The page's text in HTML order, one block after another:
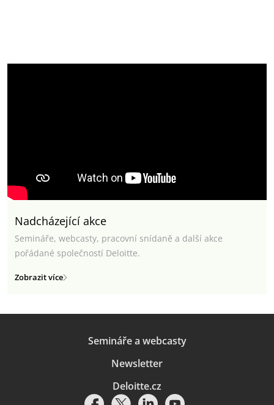
Nadcházející akce
Semináře, webcasty, pracovní snídaně a další akce
pořádané společností Deloitte.
Zobrazit více
Semináře a webcasty
Newsletter
Deloitte.cz